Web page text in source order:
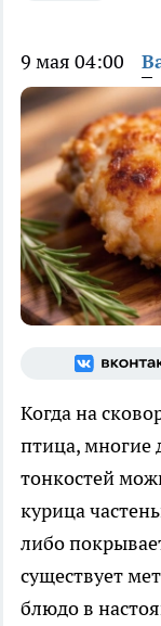
9 мая 04:00
Когда на
птица, многие
тонкостей
курица
либо
существует
блюдо в